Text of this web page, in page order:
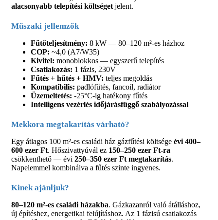
alacsonyabb telepítési költséget jelent.
Műszaki jellemzők
Fűtőteljesítmény: 8 kW — 80–120 m²-es házhoz
COP: ~4,0 (A7/W35)
Kivitel: monoblokkos — egyszerű telepítés
Csatlakozás: 1 fázis, 230V
Fűtés + hűtés + HMV: teljes megoldás
Kompatibilis: padlófűtés, fancoil, radiátor
Üzemeltetés: -25°C-ig hatékony fűtés
Intelligens vezérlés időjárásfüggő szabályozással
Mekkora megtakarítás várható?
Egy átlagos 100 m²-es családi ház gázfűtési költsége évi 400–
600 ezer Ft. Hőszivattyúvál ez 150–250 ezer Ft-ra
csökkenthető — évi 250–350 ezer Ft megtakarítás.
Napelemmel kombinálva a fűtés szinte ingyenes.
Kinek ajánljuk?
80–120 m²-es családi házakba. Gázkazanról való átálláshoz,
új építéshez, energetikai felújításhoz. Az 1 fázisú csatlakozás